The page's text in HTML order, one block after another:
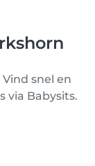
snel en
via Babysits.